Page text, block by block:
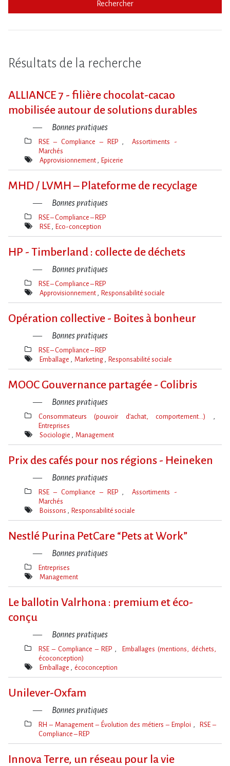
Rechercher
Résultats de la recherche
ALLIANCE 7 - filière chocolat-cacao
mobilisée autour de solutions durables
Bonnes pratiques
Thèmes(s)
RSE – Compliance – REP
Assortiments -
Marchés
Mot(s)-
Approvisionnement Epicerie
MHD / LVMH – Plateforme de recyclage
Bonnes pratiques
Thèmes(s)
RSE – Compliance – REP
Mot(s)-
RSE Eco-conception
HP - Timberland : collecte de déchets
Bonnes pratiques
Thèmes(s)
RSE – Compliance – REP
Mot(s)-
Approvisionnement Responsabilité sociale
Opération collective - Boites à bonheur
Bonnes pratiques
Thèmes(s)
RSE – Compliance – REP
Mot(s)-
Emballage Marketing Responsabilité sociale
MOOC Gouvernance partagée - Colibris
Bonnes pratiques
Thèmes(s)
Consommateurs (pouvoir d’achat, comportement…)
Entreprises
Mot(s)-
Sociologie Management
Prix des cafés pour nos régions - Heineken
Bonnes pratiques
Thèmes(s)
RSE – Compliance – REP
Assortiments -
Marchés
Mot(s)-
Boissons Responsabilité sociale
Nestlé Purina PetCare “Pets at Work”
Bonnes pratiques
Thèmes(s)
Entreprises
Mot(s)-
Management
Le ballotin Valrhona : premium et éco-
conçu
Bonnes pratiques
Thèmes(s)
RSE – Compliance – REP
Emballages (mentions, déchets,
écoconception)
Mot(s)-
Emballage écoconception
Unilever-Oxfam
Bonnes pratiques
Thèmes(s)
RH – Management – Évolution des métiers – Emploi
RSE –
Compliance – REP
Innova Terre, un réseau pour la vie